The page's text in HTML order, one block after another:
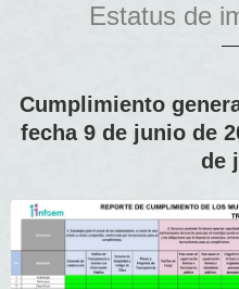
Estatus de
Cumplimiento
fecha 9 de junio de
de